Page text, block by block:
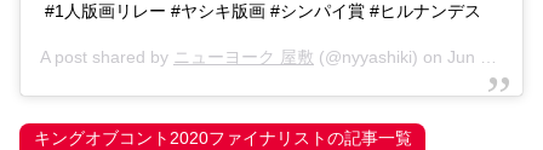
#1人版画リレー #ヤシキ版画 #シンパイ賞 #ヒルナンデス
A post shared by ニューヨーク 屋敷 (@nyyashiki) on Jun 5, 2020 at 9:35am PDT
キングオブコント2020ファイナリストの記事一覧